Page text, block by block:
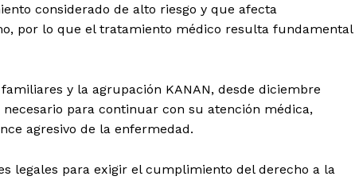
considerado de alto riesgo y que afecta
por lo que el tratamiento médico resulta fundamental
y la agrupación KANAN, desde diciembre
para continuar con su atención médica,
agresivo de la enfermedad.
legales para exigir el cumplimiento del derecho a la